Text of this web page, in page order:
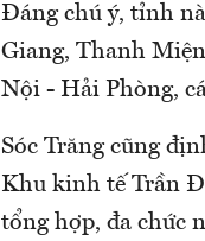
Đáng chú ý, tỉnh
Giang, Thanh
Nội - Hải Phòng,
Sóc Trăng cũng
Khu kinh tế Trần
tổng hợp, đa chức